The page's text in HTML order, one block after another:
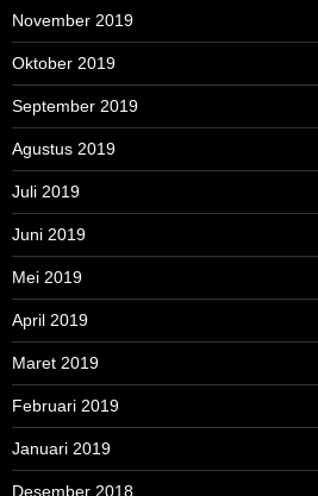
November 2019
Oktober 2019
September 2019
Agustus 2019
Juli 2019
Juni 2019
Mei 2019
April 2019
Maret 2019
Februari 2019
Januari 2019
Desember 2018